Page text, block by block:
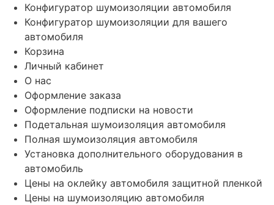
Конфигуратор шумоизоляции автомобиля
Конфигуратор шумоизоляции для вашего
автомобиля
Корзина
Личный кабинет
О нас
Оформление заказа
Оформление подписки на новости
Подетальная шумоизоляция автомобиля
Полная шумоизоляция автомобиля
Установка дополнительного оборудования в
автомобиль
Цены на оклейку автомобиля защитной пленкой
Цены на шумоизоляцию автомобиля